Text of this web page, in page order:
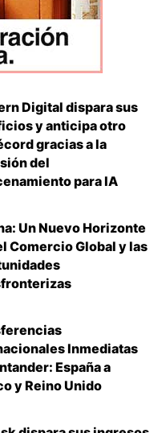
Digital dispara sus
y anticipa otro
gracias a la
del
para IA
Un Nuevo Horizonte
Comercio Global y las
Inmediatas
España a
y Reino Unido